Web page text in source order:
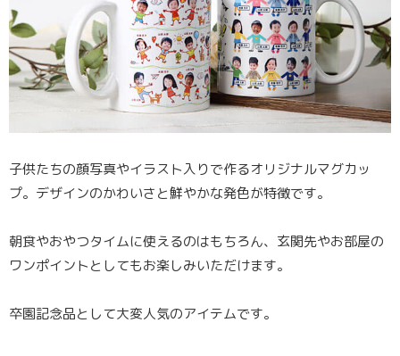
子供たちの顔写真やイラスト入りで作るオリジナルマグカッ
プ。デザインのかわいさと鮮やかな発色が特徴です。
朝食やおやつタイムに使えるのはもちろん、玄関先やお部屋の
ワンポイントとしてもお楽しみいただけます。
卒園記念品として大変人気のアイテムです。